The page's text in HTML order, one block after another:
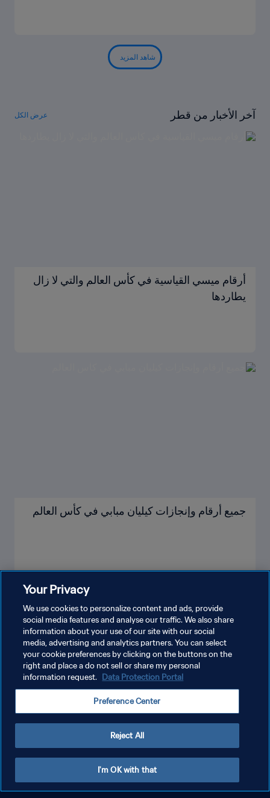
شاهد المزيد
آخر الأخبار من قطر عرض الكل
أرقام ميسي القياسية في كأس العالم والتي لا زال
يطاردها
جميع أرقام وإنجازات كيليان مبابي في كأس العالم
شاهد المزيد
سياسة الخصوصية
شروط الخدمة
Your Privacy
We use cookies to personalize content and ads, provide
social media features and analyse our traffic. We also share
information about your use of our site with our social
media, advertising and analytics partners. You can select
your cookie preferences by clicking on the buttons on the
right and place a do not sell or share my personal
information request. Data Protection Portal
Preference Center
Reject All
I'm OK with that